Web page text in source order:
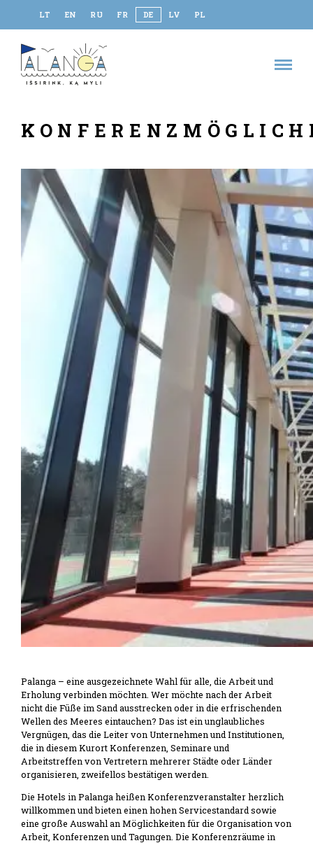
LT EN RU FR DE LV PL
Palanga – eine ausgezeichnete Wahl für alle, die Arbeit und
Erholung verbinden möchten. Wer möchte nach der Arbeit
nicht die Füße im Sand ausstrecken oder in die erfrischenden
Wellen des Meeres eintauchen? Das ist ein unglaubliches
Vergnügen, das die Leiter von Unternehmen und Institutionen,
die in diesem Kurort Konferenzen, Seminare und
Arbeitstreffen von Vertretern mehrerer Städte oder Länder
organisieren, zweifellos bestätigen werden.
Die Hotels in Palanga heißen Konferenzveranstalter herzlich
willkommen und bieten einen hohen Servicestandard sowie
eine große Auswahl an Möglichkeiten für die Organisation von
Arbeit, Konferenzen und Tagungen. Die Konferenzräume in